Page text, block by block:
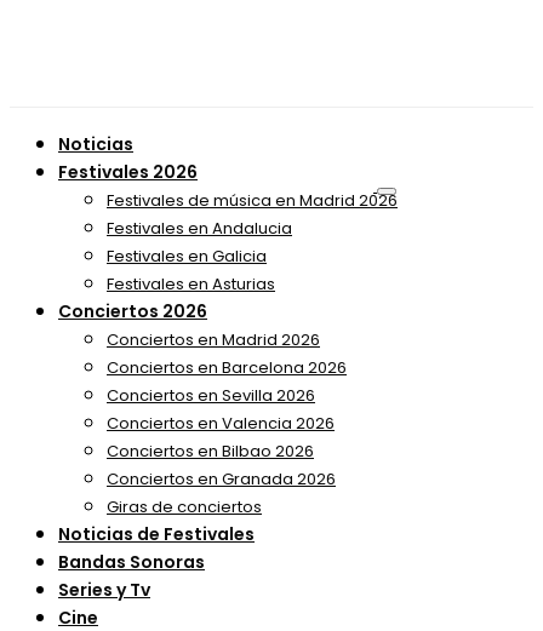
Noticias
Festivales 2026
Festivales de música en Madrid 2026
Festivales en Andalucia
Festivales en Galicia
Festivales en Asturias
Conciertos 2026
Conciertos en Madrid 2026
Conciertos en Barcelona 2026
Conciertos en Sevilla 2026
Conciertos en Valencia 2026
Conciertos en Bilbao 2026
Conciertos en Granada 2026
Giras de conciertos
Noticias de Festivales
Bandas Sonoras
Series y Tv
Cine